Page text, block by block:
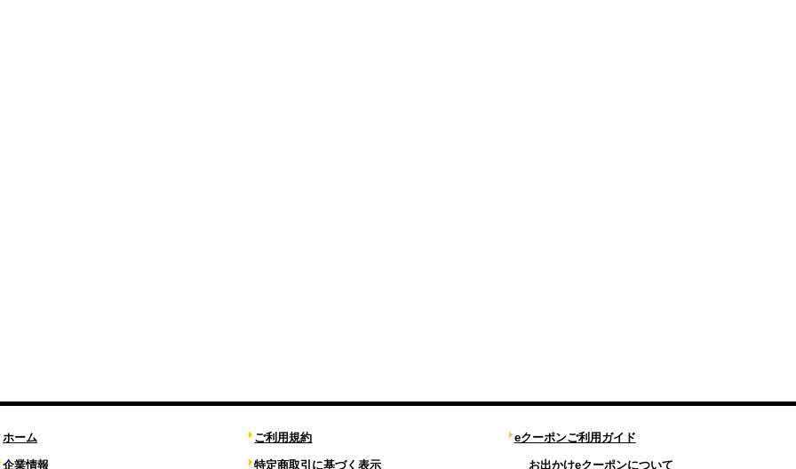
ホーム
企業情報
ご利用規約
特定商取引に基づく表示
eクーポンご利用ガイド
お出かけeクーポンについて